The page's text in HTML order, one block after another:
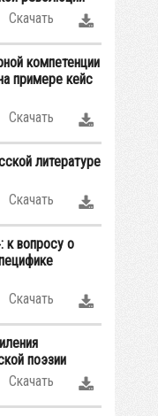
Скачать
компетенции
примере кейс
Скачать
литературе
Скачать
к вопросу о
Скачать
поэзии
Скачать